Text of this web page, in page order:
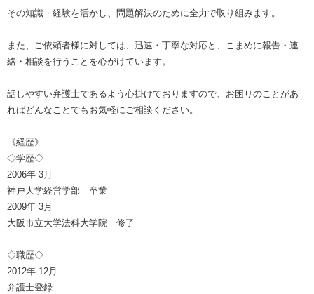
その知識・経験を活かし、問題解決のために全力で取り組みます。
また、ご依頼者様に対しては、迅速・丁寧な対応と、こまめに報告・連
絡・相談を行うことを心がけています。
話しやすい弁護士であるよう心掛けておりますので、お困りのことがあ
ればどんなことでもお気軽にご相談ください。
《経歴》
◇学歴◇
2006年 3月
神戸大学経営学部 卒業
2009年 3月
大阪市立大学法科大学院 修了
◇職歴◇
2012年 12月
弁護士登録